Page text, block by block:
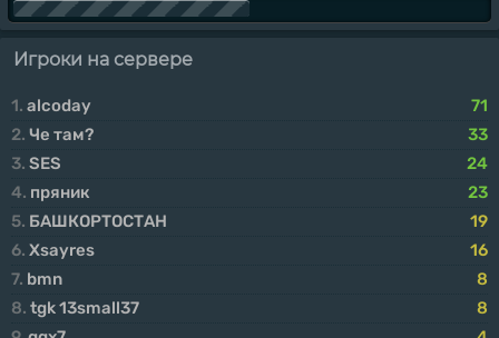
Игроки на сервере
1. alcoday
71
2. Че там?
33
3. SES
24
4. пряник
23
5. БАШКОРТОСТАН
19
6. Xsayres
16
7. bmn
8
8. tgk 13small37
8